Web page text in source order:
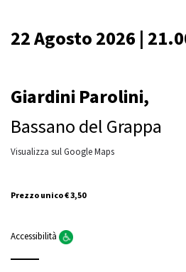
22 Agosto 2026 |
Giardini Parolini,
Bassano del Grappa
Visualizza sul Google Maps
Prezzo unico € 3,50
Accessibilità